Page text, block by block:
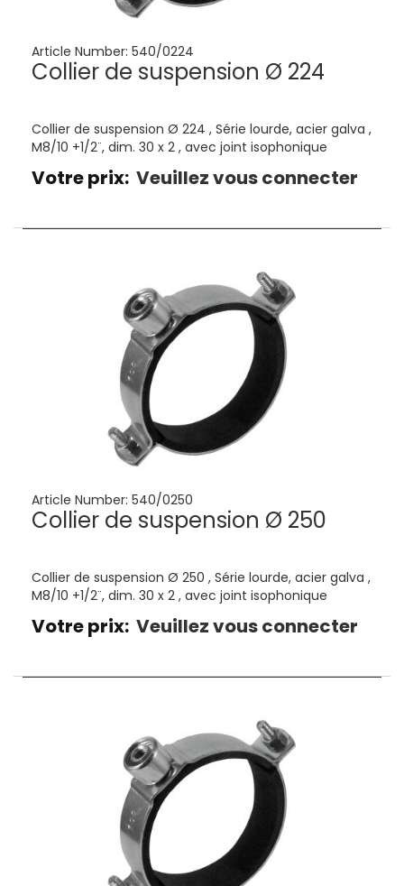
Article Number: 540/0224
Collier de suspension Ø 224
Collier de suspension Ø 224 , Série lourde, acier galva ,
M8/10 +1/2¨, dim. 30 x 2 , avec joint isophonique
Votre prix: Veuillez vous connecter
Article Number: 540/0250
Collier de suspension Ø 250
Collier de suspension Ø 250 , Série lourde, acier galva ,
M8/10 +1/2¨, dim. 30 x 2 , avec joint isophonique
Votre prix: Veuillez vous connecter